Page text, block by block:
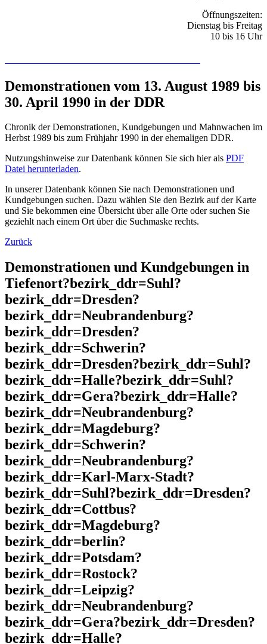
Öffnungszeiten:
Dienstag bis Freitag
10 bis 16 Uhr
Demonstrationen vom 13. August 1989 bis
30. April 1990 in der DDR
Chronik der Demonstrationen, Kundgebungen und Mahnwachen im
Herbst 1989 bis zum Frühjahr 1990 in der ehemaligen DDR.
Nutzungshinweise zur Datenbank können Sie sich hier als PDF
Datei herunterladen.
In unserer Datenbank können Sie nach Demonstrationen und
Kundgebungen suchen. Dazu wählen Sie den Bezirk auf der Karte
und Sie bekommen eine Übersicht über alle Orte oder suchen Sie
geziehlt nach einem Ort über die Suchmaske rechts.
Zurück
Demonstrationen und Kundgebungen in
Tiefenort?bezirk_ddr=Suhl?
bezirk_ddr=Dresden?
bezirk_ddr=Neubrandenburg?
bezirk_ddr=Dresden?
bezirk_ddr=Schwerin?
bezirk_ddr=Dresden?bezirk_ddr=Suhl?
bezirk_ddr=Halle?bezirk_ddr=Suhl?
bezirk_ddr=Gera?bezirk_ddr=Halle?
bezirk_ddr=Neubrandenburg?
bezirk_ddr=Magdeburg?
bezirk_ddr=Schwerin?
bezirk_ddr=Neubrandenburg?
bezirk_ddr=Karl-Marx-Stadt?
bezirk_ddr=Suhl?bezirk_ddr=Dresden?
bezirk_ddr=Cottbus?
bezirk_ddr=Magdeburg?
bezirk_ddr=berlin?
bezirk_ddr=Potsdam?
bezirk_ddr=Rostock?
bezirk_ddr=Leipzig?
bezirk_ddr=Neubrandenburg?
bezirk_ddr=Gera?bezirk_ddr=Dresden?
bezirk_ddr=Halle?